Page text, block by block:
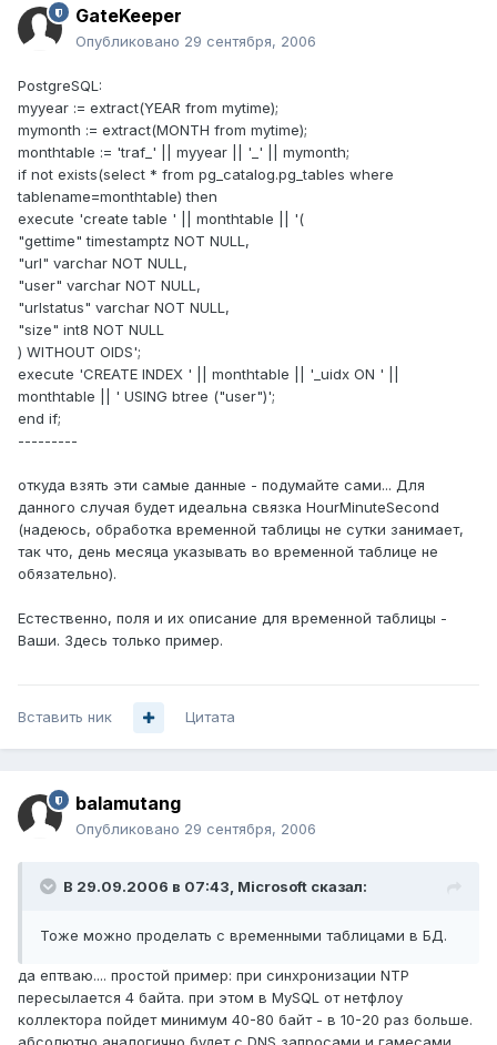
GateKeeper
Опубликовано 29 сентября, 2006
PostgreSQL:
myyear := extract(YEAR from mytime);
mymonth := extract(MONTH from mytime);
monthtable := 'traf_' || myyear || '_' || mymonth;
if not exists(select * from pg_catalog.pg_tables where
tablename=monthtable) then
execute 'create table ' || monthtable || '(
"gettime" timestamptz NOT NULL,
"url" varchar NOT NULL,
"user" varchar NOT NULL,
"urlstatus" varchar NOT NULL,
"size" int8 NOT NULL
) WITHOUT OIDS';
execute 'CREATE INDEX ' || monthtable || '_uidx ON ' ||
monthtable || ' USING btree ("user")';
end if;
---------
откуда взять эти самые данные - подумайте сами... Для
данного случая будет идеальна связка HourMinuteSecond
(надеюсь, обработка временной таблицы не сутки занимает,
так что, день месяца указывать во временной таблице не
обязательно).
Естественно, поля и их описание для временной таблицы -
Ваши. Здесь только пример.
Вставить ник Цитата
balamutang
Опубликовано 29 сентября, 2006
В 29.09.2006 в 07:43, Microsoft сказал:
Тоже можно проделать с временными таблицами в БД.
да ептваю.... простой пример: при синхронизации NTP
пересылается 4 байта. при этом в MySQL от нетфлоу
коллектора пойдет минимум 40-80 байт - в 10-20 раз больше.